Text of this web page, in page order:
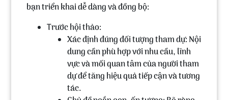
bạn triển khai dễ dàng và đồng bộ:
Trước hội thảo:
Xác định đúng đối tượng tham dự:Nội
dung cần phù hợp với nhu cầu, lĩnh
vực và mối quan tâm của người tham
dự để tăng hiệu quả tiếp cận và tương
tác.